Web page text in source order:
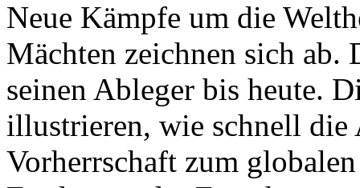
Neue Kämpfe um die
Mächten zeichnen sich
seinen Ableger bis heute.
illustrieren, wie schnell die
Vorherrschaft zum